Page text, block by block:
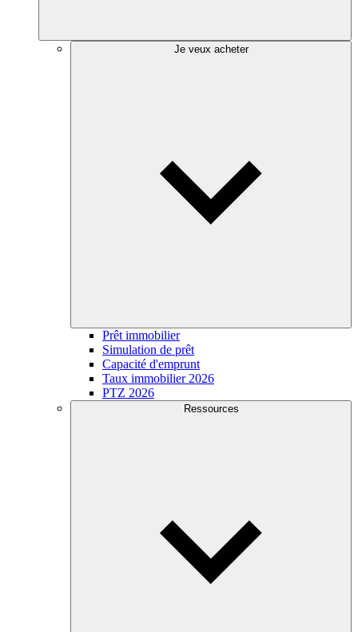
Je veux acheter
Prêt immobilier
Simulation de prêt
Capacité d'emprunt
Taux immobilier 2026
PTZ 2026
Ressources